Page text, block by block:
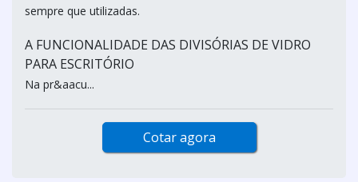
sempre que utilizadas.
A FUNCIONALIDADE DAS DIVISÓRIAS DE VIDRO
PARA ESCRITÓRIO
Na pr&aacu...
Cotar agora